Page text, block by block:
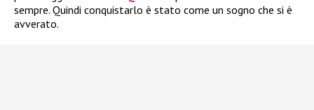
sempre. Quindi conquistarlo è stato come un sogno che si è
avverato.